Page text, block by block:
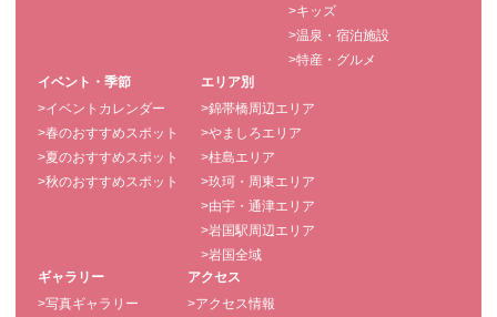
>キッズ
>温泉・宿泊施設
>特産・グルメ
イベント・季節
>イベントカレンダー
>春のおすすめスポット
>夏のおすすめスポット
>秋のおすすめスポット
エリア別
>錦帯橋周辺エリア
>やましろエリア
>柱島エリア
>玖珂・周東エリア
>由宇・通津エリア
>岩国駅周辺エリア
>岩国全域
ギャラリー
>写真ギャラリー
アクセス
>アクセス情報